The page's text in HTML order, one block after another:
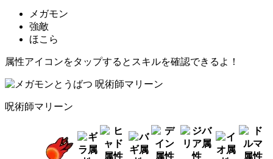
メガモン
強敵
ほこら
属性アイコンをタップするとスキルを確認できるよ！
呪術師マリーン